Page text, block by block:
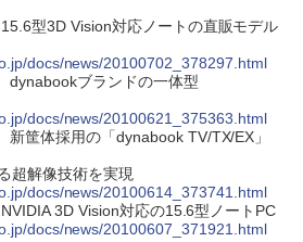
型3D Vision対応ノートの直販モデル
docs/news/20100702_378297.html
dynabookブランドの一体型
docs/news/20100621_375363.html
新筐体採用の「dynabook TV/TX/EX」
超解像技術を実現
docs/news/20100614_373741.html
3D Vision対応の15.6型ノートPC
docs/news/20100607_371921.html